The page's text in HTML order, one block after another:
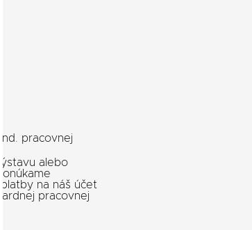
pracovnej
alebo
na náš účet
pracovnej